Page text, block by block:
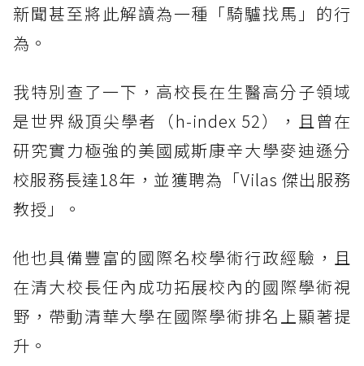
新聞甚至將此解讀為一種「騎驢找馬」的行
為。
我特別查了一下，高校長在生醫高分子領域
是世界級頂尖學者（h-index 52），且曾在
研究實力極強的美國威斯康辛大學麥迪遜分
校服務長達18年，並獲聘為「Vilas 傑出服務
教授」。
他也具備豐富的國際名校學術行政經驗，且
在清大校長任內成功拓展校內的國際學術視
野，帶動清華大學在國際學術排名上顯著提
升。